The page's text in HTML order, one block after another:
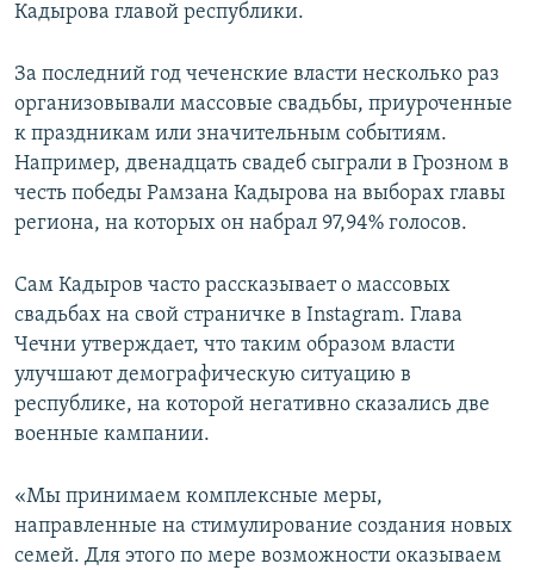
Кадырова главой республики.
За последний год чеченские власти несколько раз
организовывали массовые свадьбы, приуроченные
к праздникам или значительным событиям.
Например, двенадцать свадеб сыграли в Грозном в
честь победы Рамзана Кадырова на выборах главы
региона, на которых он набрал 97,94% голосов.
Сам Кадыров часто рассказывает о массовых
свадьбах на свой страничке в Instagram. Глава
Чечни утверждает, что таким образом власти
улучшают демографическую ситуацию в
республике, на которой негативно сказались две
военные кампании.
«Мы принимаем комплексные меры,
направленные на стимулирование создания новых
семей. Для этого по мере возможности оказываем